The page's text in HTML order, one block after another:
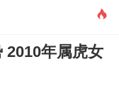
2010年属虎女